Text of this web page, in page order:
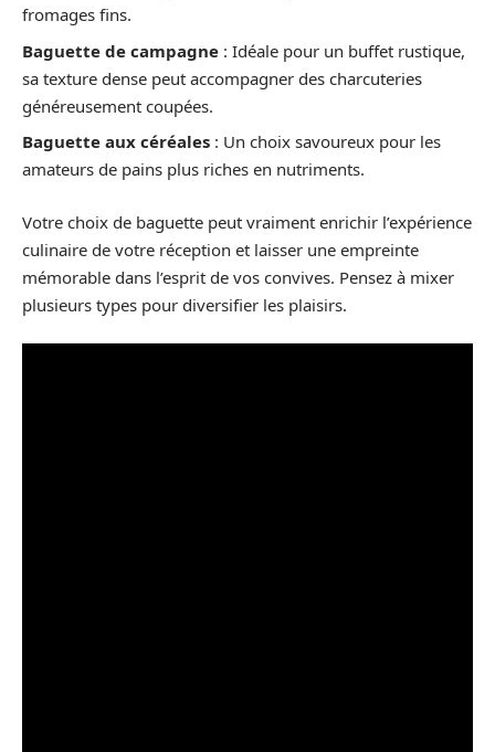
fromages fins.
Baguette de campagne : Idéale pour un buffet rustique,
sa texture dense peut accompagner des charcuteries
généreusement coupées.
Baguette aux céréales : Un choix savoureux pour les
amateurs de pains plus riches en nutriments.
Votre choix de baguette peut vraiment enrichir l’expérience
culinaire de votre réception et laisser une empreinte
mémorable dans l’esprit de vos convives. Pensez à mixer
plusieurs types pour diversifier les plaisirs.